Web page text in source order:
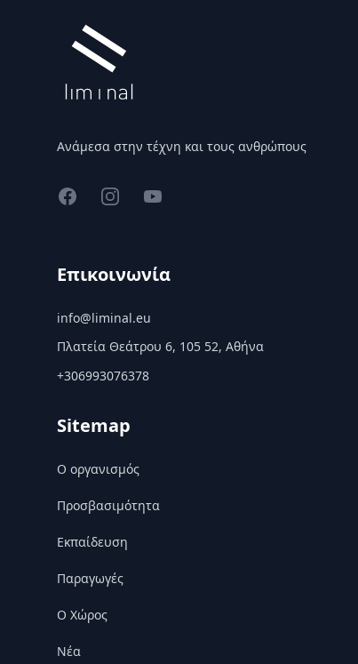
Ανάμεσα στην τέχνη και τους ανθρώπους
FacebookInstagramYouTube
Επικοινωνία
info@liminal.eu
Πλατεία Θεάτρου 6, 105 52, Αθήνα
+306993076378
Sitemap
Ο οργανισμός
Προσβασιμότητα
Εκπαίδευση
Παραγωγές
Ο Χώρος
Nέα